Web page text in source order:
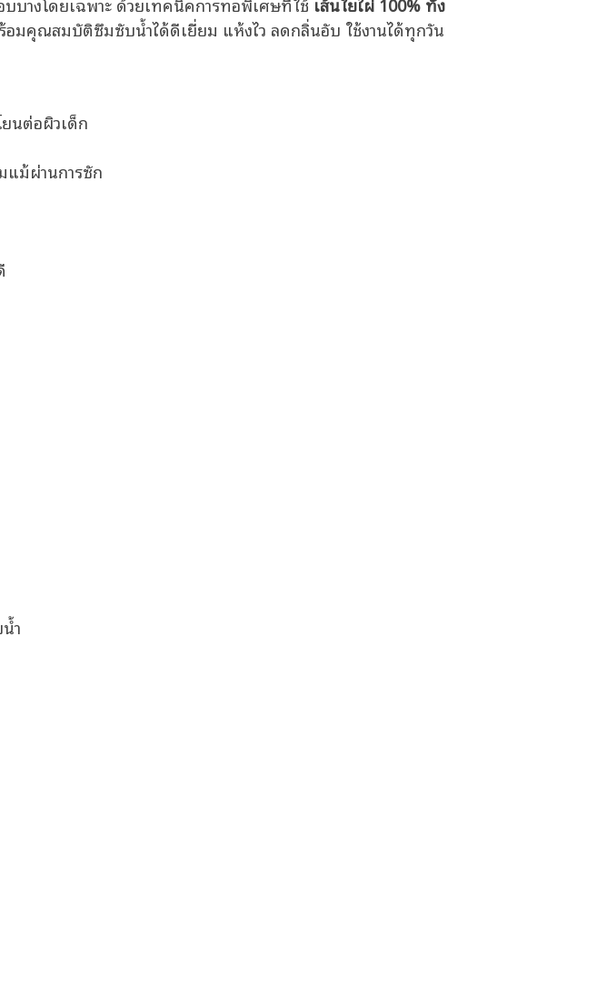
มคุณสมบัติซึมซับน้ำได้ดีเยี่ยม แห้งไว ลดกลิ่นอับ ใช้งานได้ทุกวัน
นต่อผิวเด็ก
แม้ผ่านการซัก
ำ